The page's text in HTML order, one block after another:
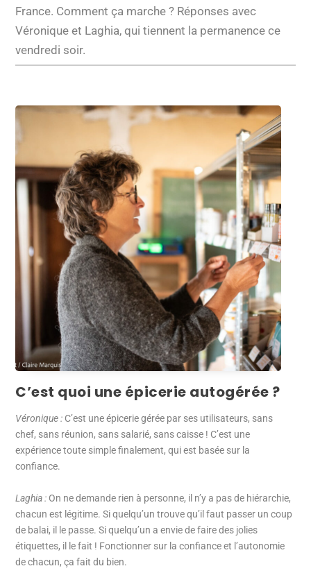
France. Comment ça marche ? Réponses avec
Véronique et Laghia, qui tiennent la permanence ce
vendredi soir.
C’est quoi une épicerie autogérée ?
Véronique : C’est une épicerie gérée par ses utilisateurs, sans
chef, sans réunion, sans salarié, sans caisse ! C’est une
expérience toute simple finalement, qui est basée sur la
confiance.
Laghia : On ne demande rien à personne, il n’y a pas de hiérarchie,
chacun est légitime. Si quelqu’un trouve qu’il faut passer un coup
de balai, il le passe. Si quelqu’un a envie de faire des jolies
étiquettes, il le fait ! Fonctionner sur la confiance et l’autonomie
de chacun, ça fait du bien.